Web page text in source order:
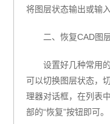
将图层状态输出或输
二、恢复CAD图
设置好几种常用
可以切换图层状态，
理器对话框，在列表
部的“恢复”按钮即可。